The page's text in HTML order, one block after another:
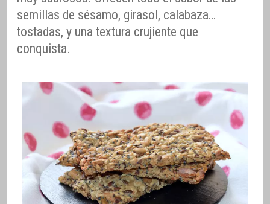
semillas de sésamo, girasol, calabaza…
tostadas, y una textura crujiente que
conquista.